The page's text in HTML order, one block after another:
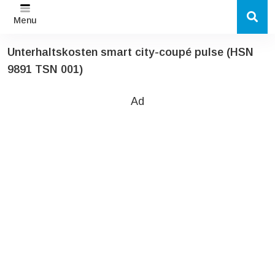
Menu
Unterhaltskosten smart city-coupé pulse (HSN
9891 TSN 001)
Ad